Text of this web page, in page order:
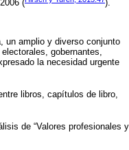
(
).
un amplio y diverso conjunto
gobernantes,
la necesidad urgente
libros, capítulos de libro,
de “Valores profesionales